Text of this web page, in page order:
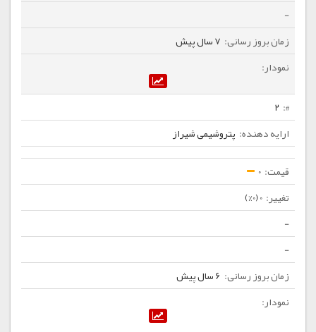
-
7 سال پیش
2
پتروشیمی شیراز
0
0 (0%)
-
-
6 سال پیش